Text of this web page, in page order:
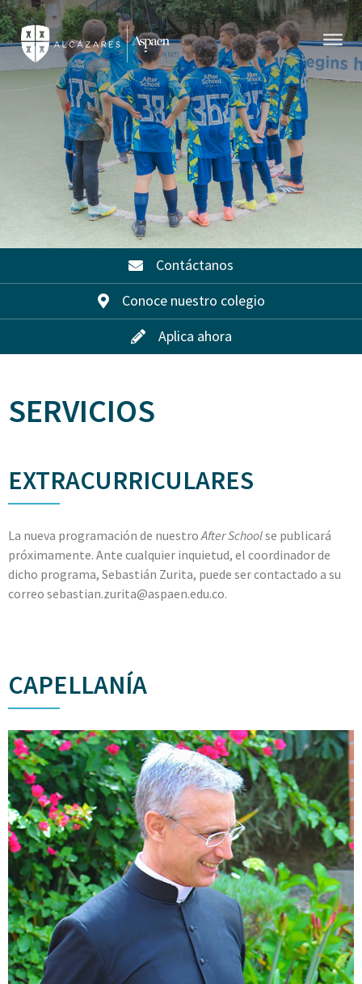
Contáctanos
Conoce nuestro colegio
Aplica ahora
SERVICIOS
EXTRACURRICULARES
La nueva programación de nuestroAfter Schoolse publicará
próximamente. Ante cualquier inquietud, el coordinador de
dicho programa, Sebastián Zurita, puede ser contactado a su
correo sebastian.zurita@aspaen.edu.co.
CAPELLANÍA